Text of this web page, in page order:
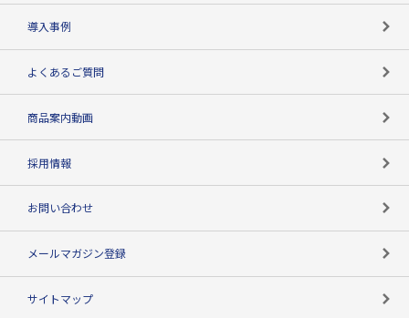
導入事例
よくあるご質問
商品案内動画
採用情報
お問い合わせ
メールマガジン登録
サイトマップ